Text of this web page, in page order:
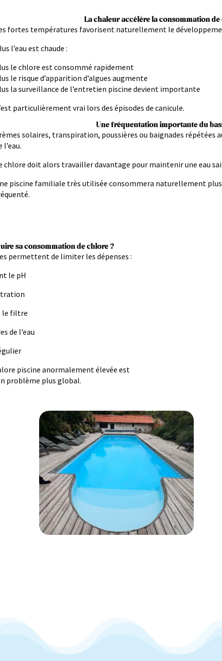
La chaleur accélère la consommation
fortes températures favorisent naturellement le
l’eau est chaude :
le chlore est consommé rapidement
le risque d’apparition d’algues augmente
la surveillance de l’entretien piscine devient importante
particulièrement vrai lors des épisodes de canicule.
Une fréquentation importante du
solaires, transpiration, poussières ou baignades répétées
l’eau.
chlore doit alors travailler davantage pour maintenir une eau
piscine familiale très utilisée consommera naturellement
sa consommation de chlore ?
permettent de limiter les dépenses :
le pH
le filtre
de l’eau
piscine anormalement élevée est
problème plus global.